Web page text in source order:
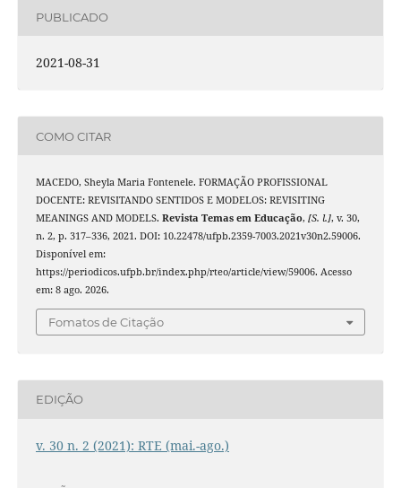
PUBLICADO
2021-08-31
COMO CITAR
MACEDO, Sheyla Maria Fontenele. FORMAÇÃO PROFISSIONAL
DOCENTE: REVISITANDO SENTIDOS E MODELOS: REVISITING
MEANINGS AND MODELS. Revista Temas em Educação, [S. l.], v. 30,
n. 2, p. 317–336, 2021. DOI: 10.22478/ufpb.2359-7003.2021v30n2.59006.
Disponível em:
https://periodicos.ufpb.br/index.php/rteo/article/view/59006. Acesso
em: 8 ago. 2026.
Fomatos de Citação
EDIÇÃO
v. 30 n. 2 (2021): RTE (mai.-ago.)